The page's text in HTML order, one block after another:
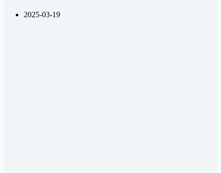
2025-03-19